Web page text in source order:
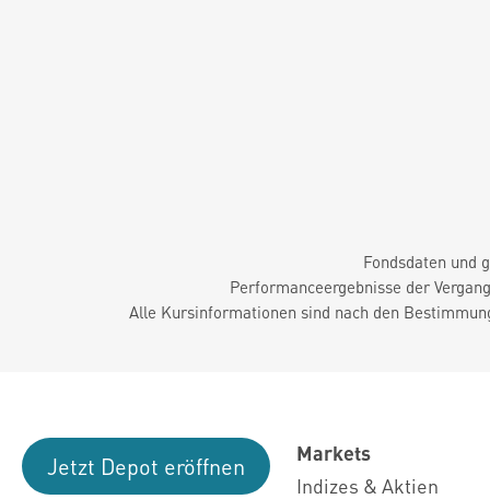
Fondsdaten und
Performanceergebnisse der
Alle Kursinformationen sind nach den
Jetzt Depot eröffnen
Markets
Indizes & Aktien